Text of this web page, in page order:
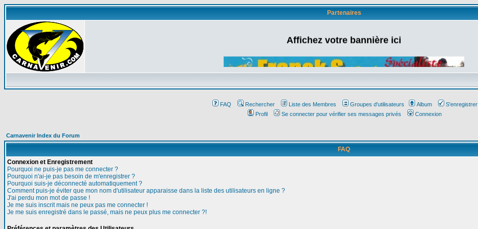
Partenaires
Affichez votre bannière ici
FAQ Rechercher Liste des Membres Groupes d'utilisateurs Album
S'enregistrer
Profil
Se connecter pour vérifier ses messages privés Connexion
Carnavenir Index du Forum
FAQ
Connexion et Enregistrement
Pourquoi ne puis-je pas me connecter ?
Pourquoi n'ai-je pas besoin de m'enregistrer ?
Pourquoi suis-je déconnecté automatiquement ?
Comment puis-je éviter que mon nom d'utilisateur apparaisse dans la liste des utilisateurs en ligne ?
J'ai perdu mon mot de passe !
Je me suis inscrit mais ne peux pas me connecter !
Je me suis enregistré dans le passé, mais ne peux plus me connecter ?!